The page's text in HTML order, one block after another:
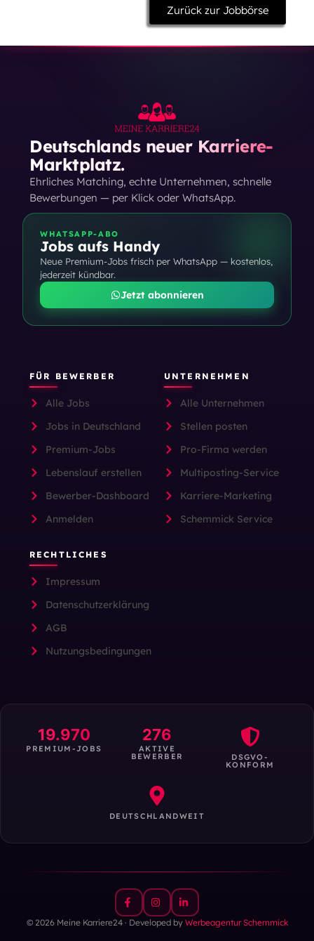
Zurück zur Jobbörse
Deutschlands neuer Karriere-
Marktplatz.
Ehrliches Matching, echte Unternehmen, schnelle
Bewerbungen — per Klick oder WhatsApp.
WHATSAPP-ABO
Jobs aufs Handy
Neue Premium-Jobs frisch per WhatsApp — kostenlos,
jederzeit kündbar.
Jetzt abonnieren
FÜR BEWERBER
Alle Jobs
Jobs in Deutschland
Premium-Jobs
Lebenslauf erstellen
Bewerber-Dashboard
Anmelden
UNTERNEHMEN
Alle Unternehmen
Stellen posten
Pro-Firma werden
Multiposting-Service
Karriere-Marketing
Schemmick Service
RECHTLICHES
Impressum
Datenschutzerklärung
AGB
Nutzungsbedingungen
19.970
PREMIUM-JOBS
276
AKTIVE
BEWERBER DSGVO-
KONFORM
DEUTSCHLANDWEIT
© 2026 Meine Karriere24 · Developed by Werbeagentur Schemmick